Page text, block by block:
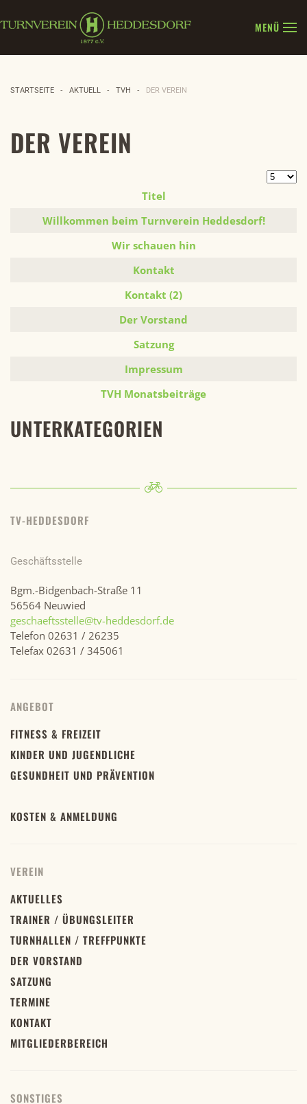
Zum Hauptinhalt springen
MENÜ
STARTSEITE AKTUELL TVH DER VEREIN
DER VEREIN
Anzeige
Beiträge
Titel
Willkommen beim Turnverein Heddesdorf!
Wir schauen hin
Kontakt
Kontakt (2)
Der Vorstand
Satzung
Impressum
TVH Monatsbeiträge
UNTERKATEGORIEN
TV-HEDDESDORF
Geschäftsstelle
Bgm.-Bidgenbach-Straße 11
56564 Neuwied
geschaeftsstelle@tv-heddesdorf.de
Telefon 02631 / 26235
Telefax 02631 / 345061
ANGEBOT
FITNESS & FREIZEIT
KINDER UND JUGENDLICHE
GESUNDHEIT UND PRÄVENTION
KOSTEN & ANMELDUNG
VEREIN
AKTUELLES
TRAINER / ÜBUNGSLEITER
TURNHALLEN / TREFFPUNKTE
DER VORSTAND
SATZUNG
TERMINE
KONTAKT
MITGLIEDERBEREICH
SONSTIGES